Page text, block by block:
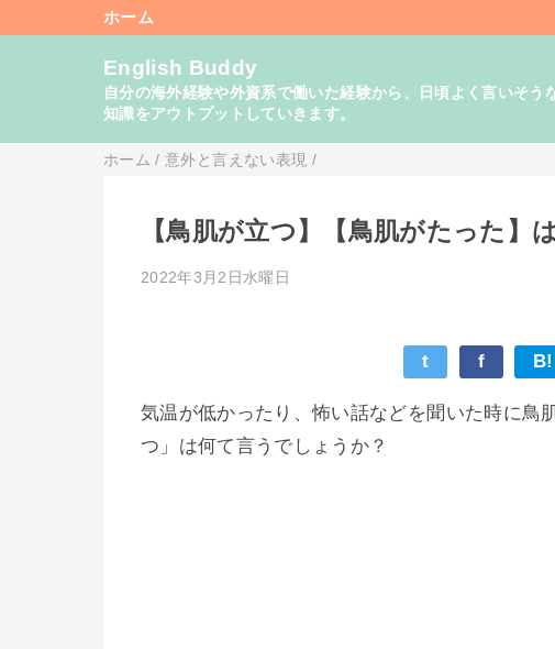
ホーム
English Buddy
自分の海外経験や外資系で働いた経験から、日頃よく言いそ
知識をアウトプットしていきます。
ホーム /意外と言えない表現 /
【鳥肌が立つ】【鳥肌がたった】
2022年3月2日水曜日
t f B!
気温が低かったり、怖い話などを聞いた時に鳥
つ」は何て言うでしょうか？